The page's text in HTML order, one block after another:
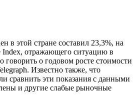
в этой стране составил 23,3%, на
Index, отражающего ситуацию в
о годовом росте стоимости
Известно также, что
сравнить эти показания с данными
и другие слабые рыночные